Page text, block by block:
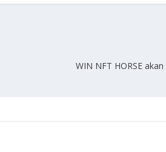
WIN NFT HORSE